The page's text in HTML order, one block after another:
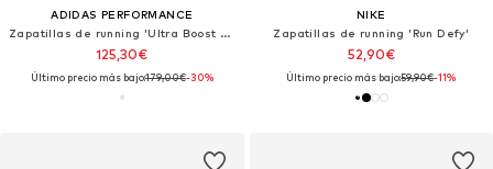
ADIDAS PERFORMANCE
Zapatillas de running 'Ultra Boost 5X'
125,30€
Último precio más bajo:179,00€-30%
NIKE
Zapatillas de running 'Run Defy'
52,90€
Último precio más bajo:59,90€-11%